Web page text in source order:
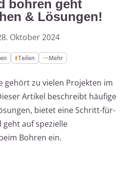
bohren geht
& Lösungen!
Oktober 2024
Teilen Mehr
gehört zu vielen Projekten im
Artikel beschreibt häufige
bietet eine Schritt-für-
auf spezielle
Bohren ein.